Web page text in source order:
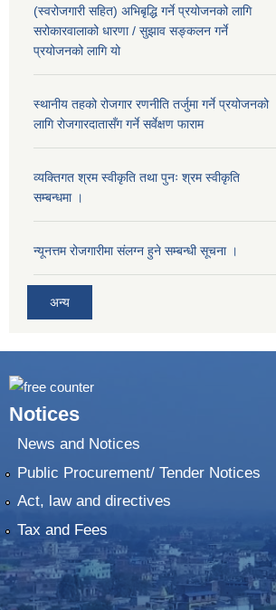
(स्वरोजगारी सहित) अभिबृद्धि गर्ने प्रयोजनको लागि
सरोकारवालाको धारणा / सुझाव सङ्कलन गर्ने
प्रयोजनको लागि यो
स्थानीय तहको रोजगार रणनीति तर्जुमा गर्ने प्रयोजनको
लागि रोजगारदातासँग गर्ने सर्वेक्षण फाराम
व्यक्तिगत श्रम स्वीकृति तथा पुनः श्रम स्वीकृति
सम्बन्धमा ।
न्यूनत्तम रोजगारीमा संलग्न हुने सम्बन्धी सूचना ।
अन्य
Notices
News and Notices
Public Procurement/ Tender Notices
Act, law and directives
Tax and Fees